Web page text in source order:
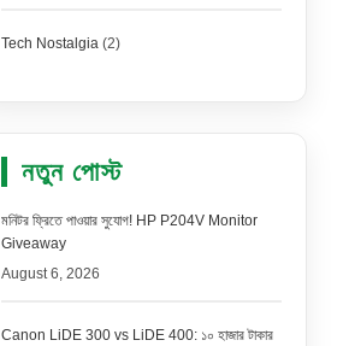
Tech Nostalgia (2)
নতুন পোস্ট
মনিটর ফ্রিতে পাওয়ার সুযোগ! HP P204V Monitor
Giveaway
August 6, 2026
Canon LiDE 300 vs LiDE 400: ১০ হাজার টাকার